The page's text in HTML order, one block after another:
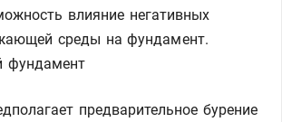
влияние негативных
среды на фундамент.
предварительное бурение